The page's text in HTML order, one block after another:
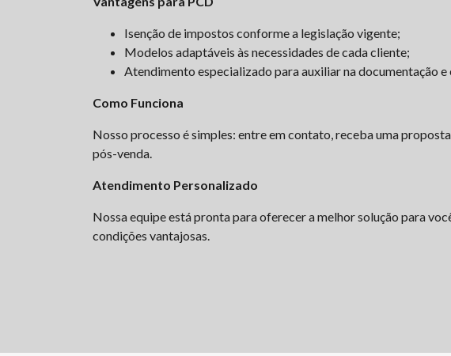
Isenção de impostos conforme a legislação vigente;
Modelos adaptáveis às necessidades de cada cliente;
Atendimento especializado para auxiliar na documentação e
Como Funciona
Nosso processo é simples: entre em contato, receba uma
pós-venda.
Atendimento Personalizado
Nossa equipe está pronta para oferecer a melhor solução para
condições vantajosas.